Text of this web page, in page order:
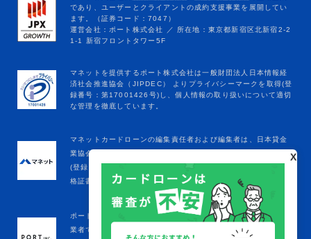
X
マネットカードローンの編集責任者および編集者は、日本貸金
業協会の定める貸金業務取扱主任者登録を受けています。
(登録年月日：令和8年1月9日、登録番号：K250020096、合
格証書番号：F241000177)
ポート株式会社は金融庁をはじめとする政府機関への届出済事
業者です。